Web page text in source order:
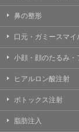
【個人情報の
TCBグループ
開示、訂正、
について、こ
【Cookie(ク
Cookieは、一
の閲覧情報を
TCBグループ
鼻の整形
口元・ガミースマイ
小顔・顔のたるみ
ヒアルロン酸注射
ボトックス注射
脂肪注入